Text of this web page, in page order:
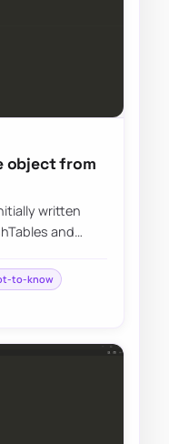
object from
written
and
to-know